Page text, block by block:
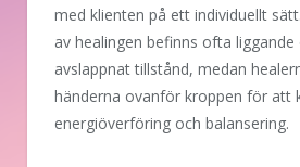
med klienten på ett individuellt
av healingen befinns ofta liggande
avslappnat tillstånd, medan
händerna ovanför kroppen för att
energiöverföring och balansering.